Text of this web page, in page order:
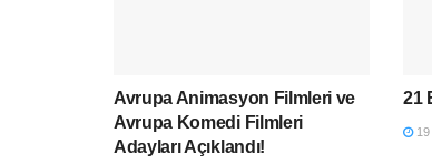
Avrupa Animasyon Filmleri ve
Avrupa Komedi Filmleri
Adayları Açıklandı!
21
19